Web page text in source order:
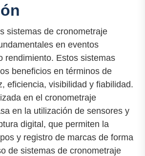
sistemas de cronometraje
en eventos
rendimiento. Estos sistemas
beneficios en términos de
eficiencia, visibilidad y fiabilidad.
en el cronometraje
en la utilización de sensores y
digital, que permiten la
y registro de marcas de forma
de sistemas de cronometraje